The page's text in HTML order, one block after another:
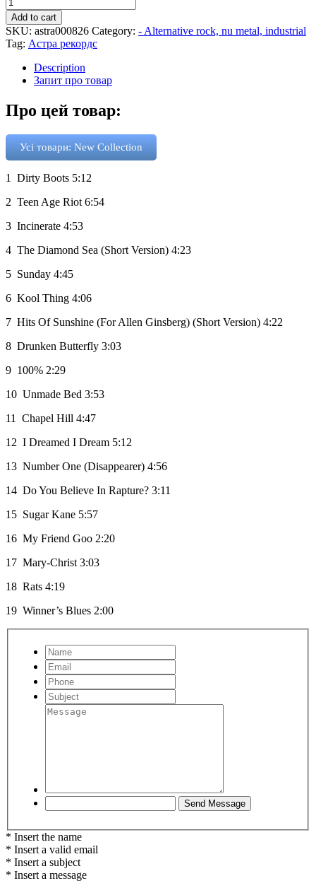
Add to cart
SKU: astra000826 Category: - Alternative rock, nu metal, industrial
Tag: Астра рекордс
Description
Запит про товар
Про цей товар:
Усі товари: New Collection
1 Dirty Boots 5:12
2 Teen Age Riot 6:54
3 Incinerate 4:53
4 The Diamond Sea (Short Version) 4:23
5 Sunday 4:45
6 Kool Thing 4:06
7 Hits Of Sunshine (For Allen Ginsberg) (Short Version) 4:22
8 Drunken Butterfly 3:03
9 100% 2:29
10 Unmade Bed 3:53
11
Chapel Hill 4:47
12 I Dreamed I Dream 5:12
13 Number One (Disappearer) 4:56
14 Do You Believe In Rapture? 3:11
15 Sugar Kane 5:57
16 My Friend Goo 2:20
17 Mary-Christ 3:03
18 Rats 4:19
19 Winner’s Blues 2:00
* Insert the name
* Insert a valid email
* Insert a subject
* Insert a message